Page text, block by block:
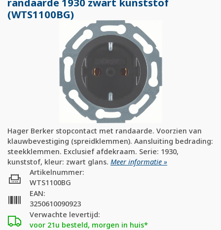
(WTS1100BG)
Hager Berker stopcontact met randaarde. Voorzien van
klauwbevestiging (spreidklemmen). Aansluiting bedrading:
steekklemmen. Exclusief afdekraam. Serie: 1930,
kunststof, kleur: zwart glans. Meer informatie »
Verwachte levertijd:
voor 21u besteld, morgen in huis*
Artikelnummer:
WTS1100BG
EAN:
3250610090923